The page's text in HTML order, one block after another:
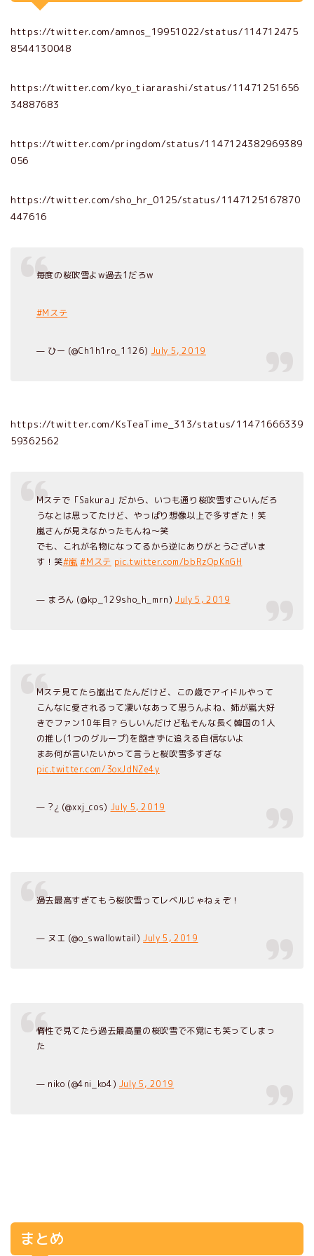
https://twitter.com/amnos_19951022/status/114712475
8544130048
https://twitter.com/kyo_tiararashi/status/11471251656
34887683
https://twitter.com/pringdom/status/1147124382969389
056
https://twitter.com/sho_hr_0125/status/1147125167870
447616
毎度の桜吹雪よw過去1だろw
#Mステ
— ひー (@Ch1h1ro_1126) July 5, 2019
https://twitter.com/KsTeaTime_313/status/11471666339
59362562
Mステで「Sakura」だから、いつも通り桜吹雪すごいんだろ
うなとは思ってたけど、やっぱり想像以上で多すぎた！笑
嵐さんが見えなかったもんね～笑
でも、これが名物になってるから逆にありがとうございま
す！笑#嵐 #Mステ pic.twitter.com/bbRzOpKnGH
— まろん (@kp_129sho_h_mrn)July 5, 2019
Mステ見てたら嵐出てたんだけど、この歳でアイドルやって
こんなに愛されるって凄いなあって思うんよね、姉が嵐大好
きでファン10年目？らしいんだけど私そんな長く韓国の1人
の推し(1つのグループ)を飽きずに追える自信ないよ
まあ何が言いたいかって言うと桜吹雪多すぎな
pic.twitter.com/3oxJdNZe4y
— ?¿ (@xxj_cos) July 5, 2019
過去最高すぎてもう桜吹雪ってレベルじゃねぇぞ！
— ヌエ (@o_swallowtail)July 5, 2019
惰性で見てたら過去最高量の桜吹雪で不覚にも笑ってしまっ
た
— niko (@4ni_ko4) July 5, 2019
まとめ